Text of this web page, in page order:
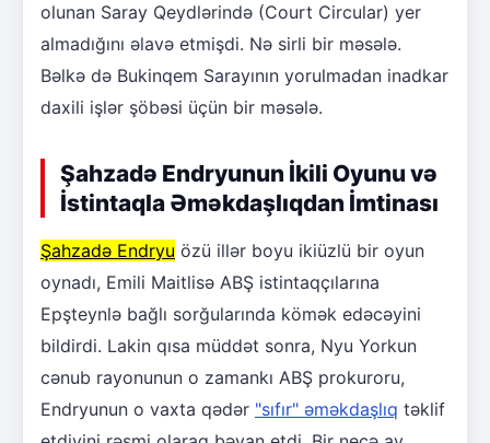
olunan Saray Qeydlərində (Court Circular) yer
almadığını əlavə etmişdi. Nə sirli bir məsələ.
Bəlkə də Bukinqem Sarayının yorulmadan inadkar
daxili işlər şöbəsi üçün bir məsələ.
Şahzadə Endryunun İkili Oyunu və
İstintaqla Əməkdaşlıqdan İmtinası
Şahzadə Endryu özü illər boyu ikiüzlü bir oyun
oynadı, Emili Maitlisə ABŞ istintaqçılarına
Epşteynlə bağlı sorğularında kömək edəcəyini
bildirdi. Lakin qısa müddət sonra, Nyu Yorkun
cənub rayonunun o zamankı ABŞ prokuroru,
Endryunun o vaxta qədər "sıfır" əməkdaşlıq təklif